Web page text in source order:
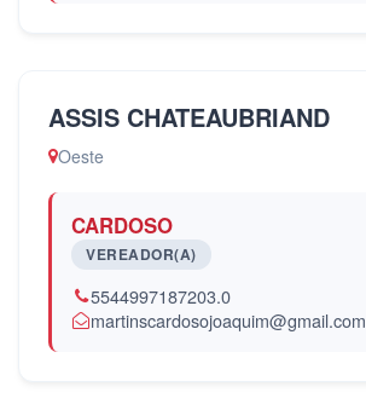
ASSIS CHATEAUBRIAND
Oeste
CARDOSO
VEREADOR(A)
5544997187203.0
martinscardosojoaquim@gmail.com